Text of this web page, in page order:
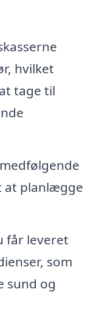
hvilket
tage til
at planlægge
får leveret
som
sund og